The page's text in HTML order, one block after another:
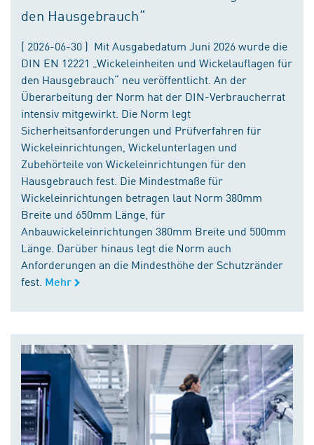
den Hausgebrauch“
( 2026-06-30 ) Mit Ausgabedatum Juni 2026 wurde die
DIN EN 12221 „Wickeleinheiten und Wickelauflagen für
den Hausgebrauch“ neu veröffentlicht. An der
Überarbeitung der Norm hat der DIN-Verbraucherrat
intensiv mitgewirkt. Die Norm legt
Sicherheitsanforderungen und Prüfverfahren für
Wickeleinrichtungen, Wickelunterlagen und
Zubehörteile von Wickeleinrichtungen für den
Hausgebrauch fest. Die Mindestmaße für
Wickeleinrichtungen betragen laut Norm 380mm
Breite und 650mm Länge, für
Anbauwickeleinrichtungen 380mm Breite und 500mm
Länge. Darüber hinaus legt die Norm auch
Anforderungen an die Mindesthöhe der Schutzränder
fest. Mehr